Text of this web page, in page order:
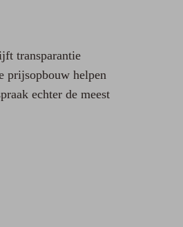
transparantie
prijsopbouw helpen
echter de meest